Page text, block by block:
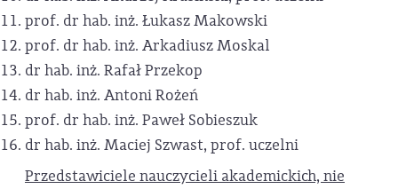
prof. dr hab. inż. Łukasz Makowski
prof. dr hab. inż. Arkadiusz Moskal
dr hab. inż. Rafał Przekop
dr hab. inż. Antoni Rożeń
prof. dr hab. inż. Paweł Sobieszuk
dr hab. inż. Maciej Szwast, prof. uczelni
Przedstawiciele nauczycieli akademickich, nie